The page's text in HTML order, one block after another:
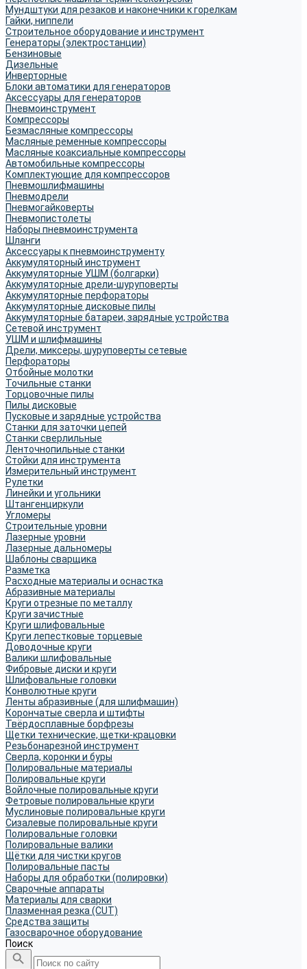
Мундштуки для резаков и наконечники к горелкам
Гайки, ниппели
Строительное оборудование и инструмент
Генераторы (электростанции)
Бензиновые
Дизельные
Инверторные
Блоки автоматики для генераторов
Аксессуары для генераторов
Пневмоинструмент
Компрессоры
Безмасляные компрессоры
Масляные ременные компрессоры
Масляные коаксиальные компрессоры
Автомобильные компрессоры
Комплектующие для компрессоров
Пневмошлифмашины
Пневмодрели
Пневмогайковерты
Пневмопистолеты
Наборы пневмоинструмента
Шланги
Аксессуары к пневмоинструменту
Аккумуляторный инструмент
Аккумуляторные УШМ (болгарки)
Аккумуляторные дрели-шуруповерты
Аккумуляторные перфораторы
Аккумуляторные дисковые пилы
Аккумуляторные батареи, зарядные устройства
Сетевой инструмент
УШМ и шлифмашины
Дрели, миксеры, шуруповерты сетевые
Перфораторы
Отбойные молотки
Точильные станки
Торцовочные пилы
Пилы дисковые
Пусковые и зарядные устройства
Станки для заточки цепей
Станки сверлильные
Ленточнопильные станки
Стойки для инструмента
Измерительный инструмент
Рулетки
Линейки и угольники
Штангенциркули
Угломеры
Строительные уровни
Лазерные уровни
Лазерные дальномеры
Шаблоны сварщика
Разметка
Расходные материалы и оснастка
Абразивные материалы
Круги отрезные по металлу
Круги зачистные
Круги шлифовальные
Круги лепестковые торцевые
Доводочные круги
Валики шлифовальные
Фибровые диски и круги
Шлифовальные головки
Конволютные круги
Ленты абразивные (для шлифмашин)
Корончатые сверла и штифты
Твёрдосплавные борфрезы
Щетки технические, щетки-крацовки
Резьбонарезной инструмент
Сверла, коронки и буры
Полировальные материалы
Полировальные круги
Войлочные полировальные круги
Фетровые полировальные круги
Муслиновые полировальные круги
Cизалевые полировальные круги
Полировальные головки
Полировальные валики
Щётки для чистки кругов
Полировальные пасты
Наборы для обработки (полировки)
Сварочные аппараты
Материалы для сварки
Плазменная резка (CUT)
Средства защиты
Газосварочное оборудование
Поиск